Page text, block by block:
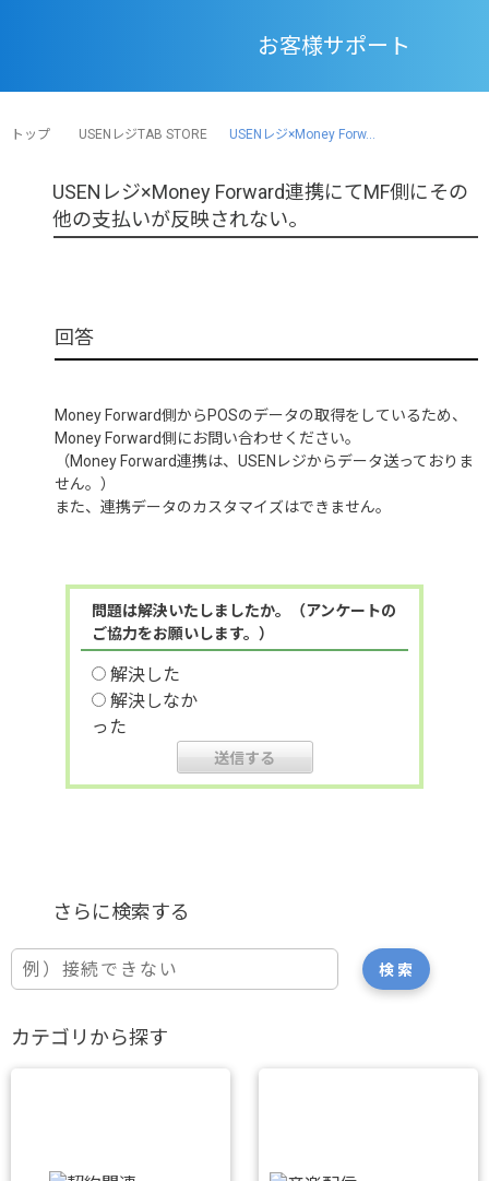
お客様サポート
トップ USENレジTAB STORE USENレジ×Money Forw...
USENレジ×Money Forward連携にてMF側にその
他の支払いが反映されない。
Money Forward側からPOSのデータの取得をしているため、
Money Forward側にお問い合わせください。
（Money Forward連携は、USENレジからデータ送っておりま
せん。）
また、連携データのカスタマイズはできません。
問題は解決いたしましたか。（アンケートの
ご協力をお願いします。）
解決した
解決しなか
った
カテゴリから探す